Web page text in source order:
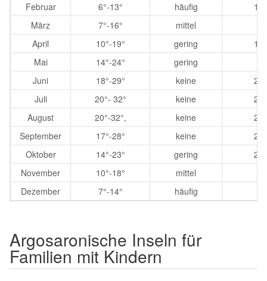
Februar
6°-13° häufig
März
7°-16° mittel
April
10°-19° gering
Mai
14°-24° gering
Juni
18°-29° keine
Juli
20°- 32° keine
August
20°-32°, keine
September
17°-28° keine
Oktober
14°-23° gering
November
10°-18° mittel
Dezember
7°-14° häufig
Argosaronische Inseln für
Familien mit Kindern